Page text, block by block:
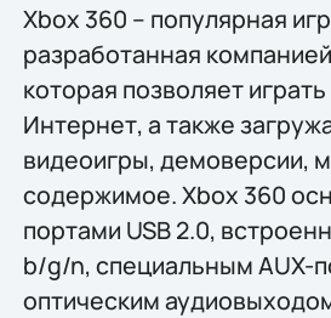
Xbox 360 – популярная
разработанная
которая позволяет
Интернет, а также
видеоигры, демоверсии,
содержимое. Xbox 360
портами USB 2.0,
b/g/n, специальным AUX-
оптическим аудиовыходом